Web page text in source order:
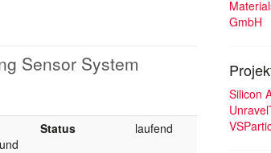
Sensor System
Status laufend
GmbH
Silicon